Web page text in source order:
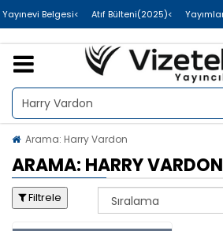
>Atıf Bülteni(2025)
>Uluslararası Yayınevi Belgesi
Arama: Harry Vardon
ARAMA: HARRY VARDON
Filtrele